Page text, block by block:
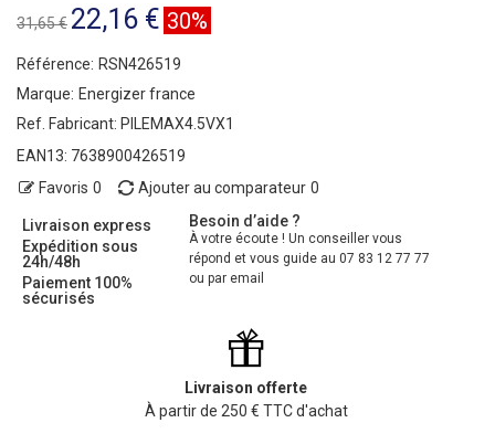
31,65 € 22,16 € 30%
Référence: RSN426519
Marque: Energizer france
Ref. Fabricant: PILEMAX4.5VX1
EAN13: 7638900426519
Favoris 0 Ajouter au comparateur 0
Livraison express
Expédition sous
24h/48h
Paiement 100%
sécurisés
Besoin d’aide ?
À votre écoute ! Un conseiller vous
répond et vous guide au 07 83 12 77 77
ou par email
Livraison offerte
À partir de 250 € TTC d'achat